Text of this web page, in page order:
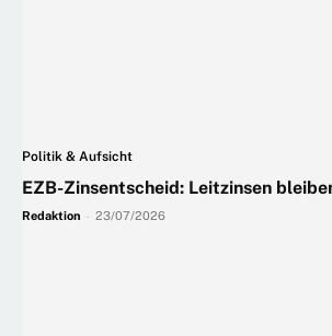
Politik & Aufsicht
EZB-Zinsentscheid: Leitzinsen
Redaktion 23/07/2026